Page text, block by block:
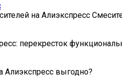
на Алиэкспресс
перекресток
Алиэкспресс выгодно?